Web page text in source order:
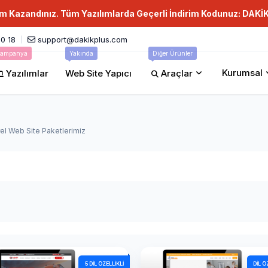
Tüm Yazılımlarda Geçerli İndirim Kodunuz:
18 support@dakikplus.com
Yazılımlar
Yakında
Web Site Yapıcı
Diğer Ürünler
Araçlar Kurumsal
Web Site Paketlerimiz
5 DIL ÖZELLIKLI DIL